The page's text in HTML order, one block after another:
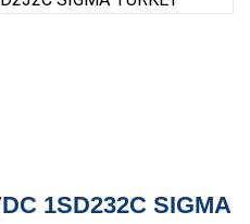
1SD232C SIGMA